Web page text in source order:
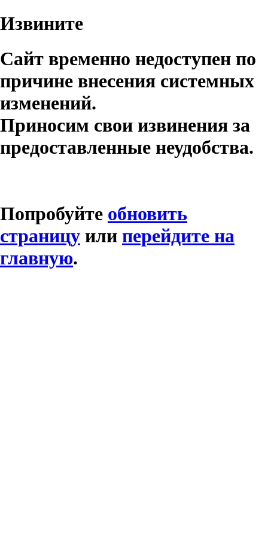
Извините
Сайт временно недоступен по
причине внесения системных
изменений.
Приносим свои извинения за
предоставленные неудобства.
Попробуйте обновить
страницу или перейдите на
главную.